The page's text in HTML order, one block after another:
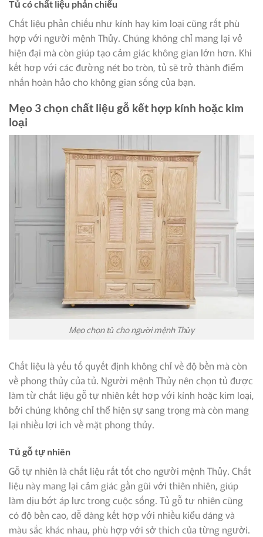
Tủ có chất liệu phản chiếu
Chất liệu phản chiếu như kính hay kim loại cũng rất phù
hợp với người mệnh Thủy. Chúng không chỉ mang lại vẻ
hiện đại mà còn giúp tạo cảm giác không gian lớn hơn. Khi
kết hợp với các đường nét bo tròn, tủ sẽ trở thành điểm
nhấn hoàn hảo cho không gian sống của bạn.
Mẹo 3 chọn chất liệu gỗ kết hợp kính hoặc kim
loại
Mẹo chọn tủ cho người mệnh Thủy
Chất liệu là yếu tố quyết định không chỉ về độ bền mà còn
về phong thủy của tủ. Người mệnh Thủy nên chọn tủ được
làm từ chất liệu gỗ tự nhiên kết hợp với kính hoặc kim loại,
bởi chúng không chỉ thể hiện sự sang trọng mà còn mang
lại nhiều lợi ích về mặt phong thủy.
Tủ gỗ tự nhiên
Gỗ tự nhiên là chất liệu rất tốt cho người mệnh Thủy. Chất
liệu này mang lại cảm giác gần gũi với thiên nhiên, giúp
làm dịu bớt áp lực trong cuộc sống. Tủ gỗ tự nhiên cũng
có độ bền cao, dễ dàng kết hợp với nhiều kiểu dáng và
màu sắc khác nhau, phù hợp với sở thích của từng người.